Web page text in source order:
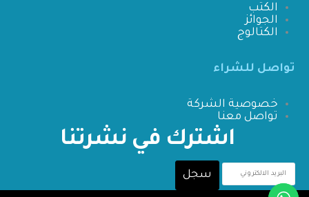
الكتب
الجوائز
الكتالوج
تواصل للشراء
خصوصية الشركة
تواصل معنا
اشترك في نشرتنا